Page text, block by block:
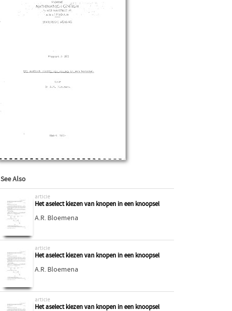
See Also
article
Het aselect kiezen van knopen in een knoopsel
A.R. Bloemena
article
Het aselect kiezen van knopen in een knoopsel
A.R. Bloemena
article
Het aselect kiezen van knopen in een knoopsel